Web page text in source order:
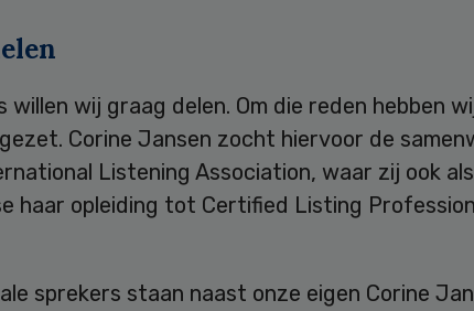
willen wij graag delen. Om die reden hebben
Corine Jansen zocht hiervoor de
Listening Association, waar zij ook
haar opleiding tot Certified Listing
sprekers staan naast onze eigen Corine